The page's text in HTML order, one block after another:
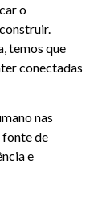
o
temos que
conectadas
nas
fonte de
e